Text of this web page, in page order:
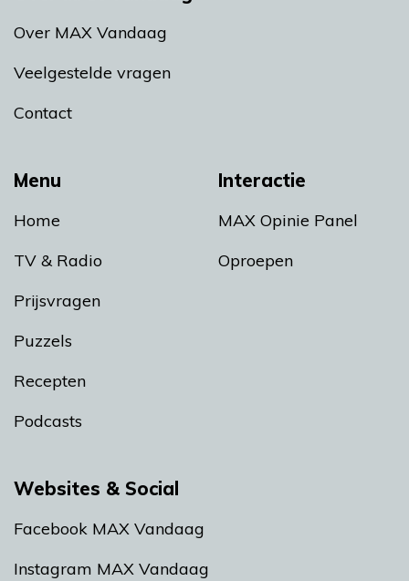
Menu
Home
TV & Radio
Prijsvragen
Puzzels
Recepten
Podcasts
Interactie
MAX Opinie Panel
Oproepen
Over MAX Vandaag
Veelgestelde vragen
Contact
Websites & Social
Facebook MAX Vandaag
Instagram MAX Vandaag